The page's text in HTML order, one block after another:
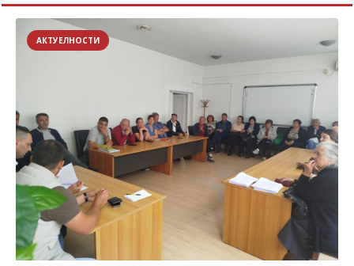
АКТУЕЛНОСТИ